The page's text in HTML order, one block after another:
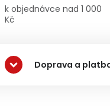
k objednávce nad 1 000
Kč
Doprava a